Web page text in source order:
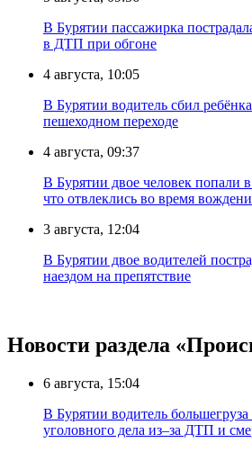
В Бурятии пассажирка
в ДТП при обгоне
4 августа, 10:05
В Бурятии водитель сбил
пешеходном переходе
4 августа, 09:37
В Бурятии двое человек попали
что отвлеклись во время
3 августа, 12:04
В Бурятии двое водителей
наездом на препятствие
Новости раздела
6 августа, 15:04
В Бурятии водитель
уголовного дела из–за ДТП и